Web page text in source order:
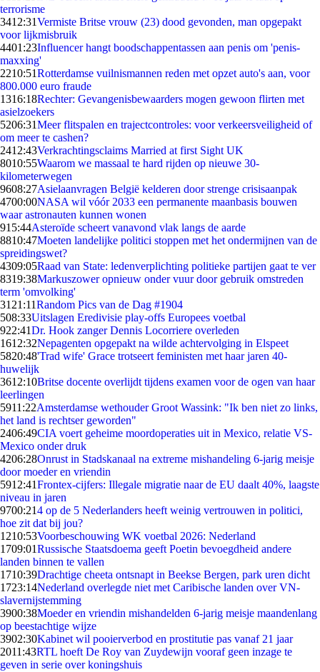
terrorisme
3412:31Vermiste Britse vrouw (23) dood gevonden, man opgepakt
voor lijkmisbruik
4401:23Influencer hangt boodschappentassen aan penis om 'penis-
maxxing'
2210:51Rotterdamse vuilnismannen reden met opzet auto's aan, voor
800.000 euro fraude
1316:18Rechter: Gevangenisbewaarders mogen gewoon flirten met
asielzoekers
5206:31Meer flitspalen en trajectcontroles: voor verkeersveiligheid of
om meer te cashen?
2412:43Verkrachtingsclaims Married at first Sight UK
8010:55Waarom we massaal te hard rijden op nieuwe 30-
kilometerwegen
9608:27Asielaanvragen België kelderen door strenge crisisaanpak
4700:00NASA wil vóór 2033 een permanente maanbasis bouwen
waar astronauten kunnen wonen
915:44Asteroïde scheert vanavond vlak langs de aarde
8810:47Moeten landelijke politici stoppen met het ondermijnen van de
spreidingswet?
4309:05Raad van State: ledenverplichting politieke partijen gaat te ver
8319:38Markuszower opnieuw onder vuur door gebruik omstreden
term 'omvolking'
31 21:11Random Pics van de Dag #1904
508:33Uitslagen Eredivisie play-offs Europees voetbal
922:41Dr. Hook zanger Dennis Locorriere overleden
1612:32Nepagenten opgepakt na wilde achtervolging in Elspeet
5820:48'Trad wife' Grace trotseert feministen met haar jaren 40-
huwelijk
3612:10Britse docente overlijdt tijdens examen voor de ogen van haar
leerlingen
5911:22Amsterdamse wethouder Groot Wassink: "Ik ben niet zo links,
het land is rechtser geworden"
2406:49CIA voert geheime moordoperaties uit in Mexico, relatie VS-
Mexico onder druk
4206:28Onrust in Stadskanaal na extreme mishandeling 6-jarig meisje
door moeder en vriendin
5912:41Frontex-cijfers: Illegale migratie naar de EU daalt 40%, laagste
niveau in jaren
9700:214 op de 5 Nederlanders heeft weinig vertrouwen in politici,
hoe zit dat bij jou?
1210:53Voorbeschouwing WK voetbal 2026: Nederland
1709:01Russische Staatsdoema geeft Poetin bevoegdheid andere
landen binnen te vallen
1710:39Drachtige cheeta ontsnapt in Beekse Bergen, park uren dicht
1723:14Nederland overlegde niet met Caribische landen over VN-
slavernijstemming
3900:38Moeder en vriendin mishandelden 6-jarig meisje maandenlang
op beestachtige wijze
3902:30Kabinet wil pooierverbod en prostitutie pas vanaf 21 jaar
2011:43RTL hoeft De Roy van Zuydewijn vooraf geen inzage te
geven in serie over koningshuis